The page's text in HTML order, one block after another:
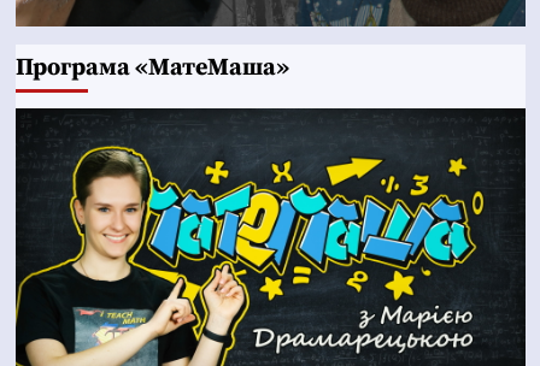
Програма «МатеМаша»